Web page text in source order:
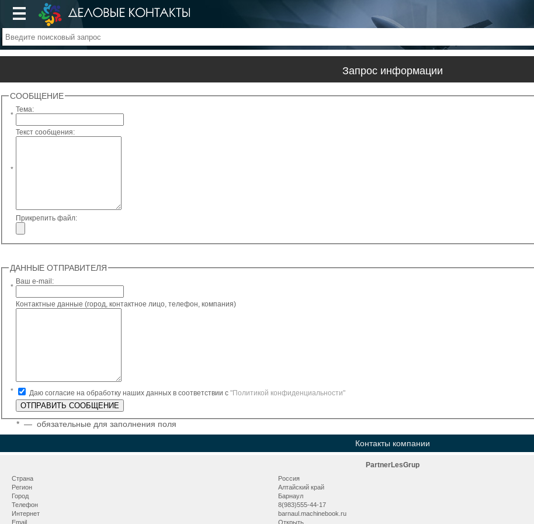
Запрос информации
СООБЩЕНИЕ
*
Тема:
*
Текст сообщения:
Прикрепить файл:
ДАННЫЕ ОТПРАВИТЕЛЯ
*
Ваш e-mail:
Контактные данные (город, контактное лицо, телефон, компания)
* Даю согласие на обработку наших данных в соответствии с "Политикой конфиденциальности"
* — обязательные для заполнения поля
Контакты компании
PartnerLesGrup
Страна
Россия
Регион
Алтайский край
Город
Барнаул
Телефон
8(983)555-44-17
Интернет
barnaul.machinebook.ru
Email
Открыть